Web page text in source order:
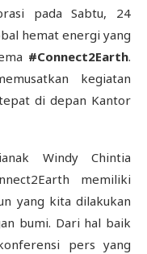
pada Sabtu, 24
hemat energi yang
#Connect2Earth.
kegiatan
di depan Kantor
Windy Chintia
memiliki
yang kita dilakukan
bumi. Dari hal baik
pers yang